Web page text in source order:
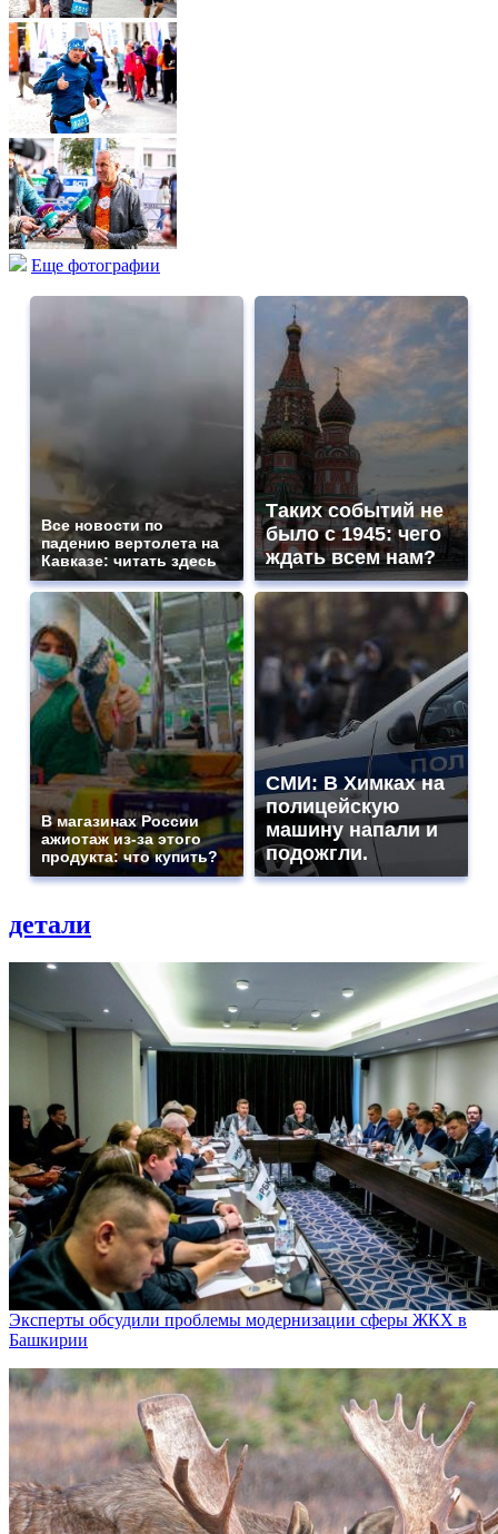
Еще фотографии
Все новости по
падению вертолета на
Кавказе: читать здесь
Таких событий не
было с 1945: чего
ждать всем нам?
В магазинах России
ажиотаж из-за этого
продукта: что купить?
СМИ: В Химках на
полицейскую
машину напали и
подожгли.
детали
Эксперты обсудили проблемы модернизации сферы ЖКХ в
Башкирии